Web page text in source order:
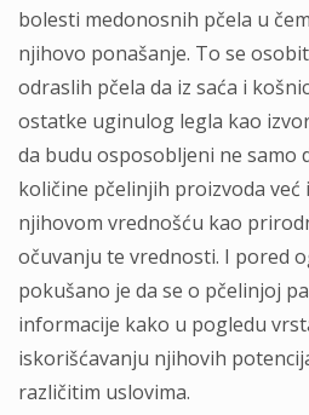
bolesti medonosnih pčela u
njihovo ponašanje. To se
odraslih pčela da iz saća i
ostatke uginulog legla kao
da budu osposobljeni ne samo
količine pčelinjih proizvoda već
njihovom vrednošću kao
očuvanju te vrednosti. I pored
pokušano je da se o pčelinjoj
informacije kako u pogledu
iskorišćavanju njihovih
različitim uslovima.